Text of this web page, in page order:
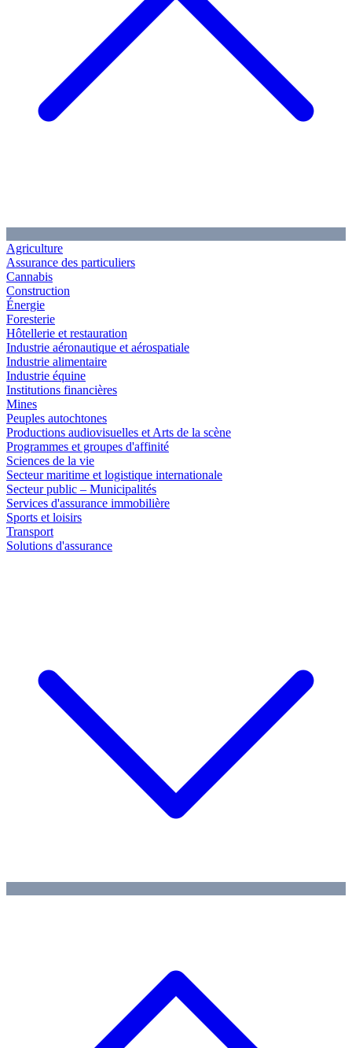
Agriculture
Assurance des particuliers
Cannabis
Construction
Énergie
Foresterie
Hôtellerie et restauration
Industrie aéronautique et aérospatiale
Industrie alimentaire
Industrie équine
Institutions financières
Mines
Peuples autochtones
Productions audiovisuelles et Arts de la scène
Programmes et groupes d'affinité
Sciences de la vie
Secteur maritime et logistique internationale
Secteur public – Municipalités
Services d'assurance immobilière
Sports et loisirs
Transport
Solutions d'assurance